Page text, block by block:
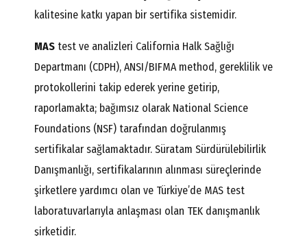
kalitesine katkı yapan bir sertifika sistemidir.
MAS test ve analizleri California Halk Sağlığı
Departmanı (CDPH), ANSI/BIFMA method, gereklilik ve
protokollerini takip ederek yerine getirip,
raporlamakta; bağımsız olarak National Science
Foundations (NSF) tarafından doğrulanmış
sertifikalar sağlamaktadır. Süratam Sürdürülebilirlik
Danışmanlığı, sertifikalarının alınması süreçlerinde
şirketlere yardımcı olan ve Türkiye’de MAS test
laboratuvarlarıyla anlaşması olan TEK danışmanlık
şirketidir.